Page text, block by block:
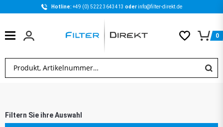
Hotline: +49 (0) 5222 3643413 oder info@filter-direkt.de
0